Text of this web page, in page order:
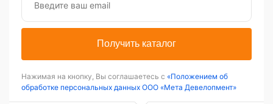
Получить каталог
Нажимая на кнопку, Вы соглашаетесь с «Положением об
обработке персональных данных ООО «Мета Девелопмент»